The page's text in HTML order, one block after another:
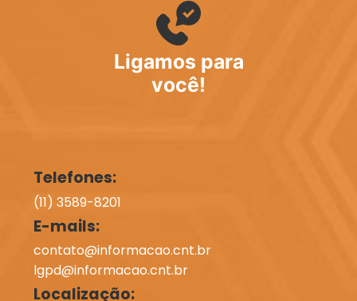
Ligamos para
você!
Telefones:
(11) 3589-8201
E-mails:
contato@informacao.cnt.br
lgpd@informacao.cnt.br
Localização: